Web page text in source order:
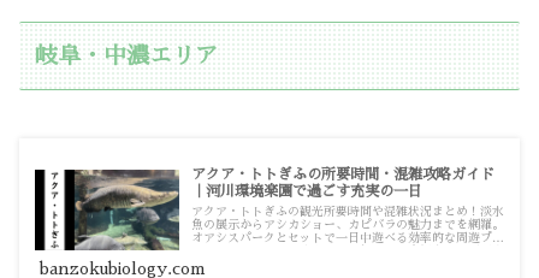
岐阜・中濃エリア
アクア・トトぎふの所要時間・混雑攻略ガイド
｜河川環境楽園で過ごす充実の一日
アクア・トトぎふの観光所要時間や混雑状況まとめ！淡水
魚の展示からアシカショー、カピバラの魅力までを網羅。
オアシスパークとセットで一日中遊べる効率的な周遊プラ
りに最適です。
banzokubiology.com